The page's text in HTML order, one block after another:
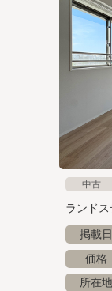
ランド
掲載日
価格
所在地
中古